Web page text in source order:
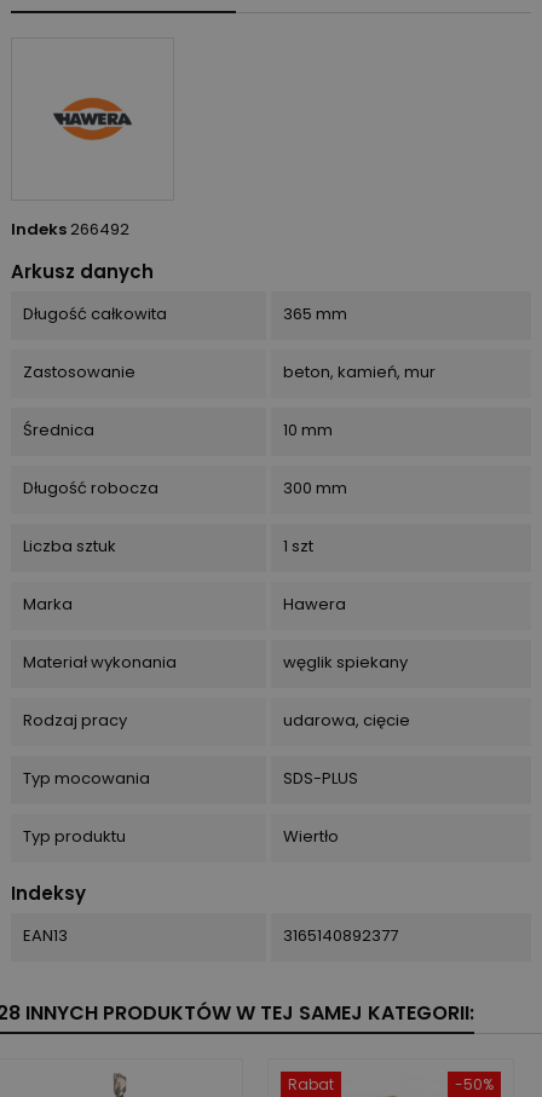
Indeks 266492
Arkusz danych
Długość całkowita 365 mm
Zastosowanie beton, kamień, mur
Średnica 10 mm
Długość robocza 300 mm
Liczba sztuk 1 szt
Marka Hawera
Materiał wykonania węglik spiekany
Rodzaj pracy udarowa, cięcie
Typ mocowania SDS-PLUS
Typ produktu Wiertło
Indeksy
EAN13 3165140892377
INNYCH PRODUKTÓW W TEJ SAMEJ KATEGORII:
-50%
Rabat